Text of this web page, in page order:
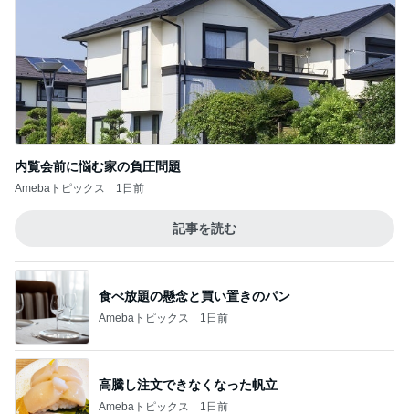
内覧会前に悩む家の負圧問題
Amebaトピックス 1日前
記事を読む
食べ放題の懸念と買い置きのパン
Amebaトピックス 1日前
高騰し注文できなくなった帆立
Amebaトピックス 1日前